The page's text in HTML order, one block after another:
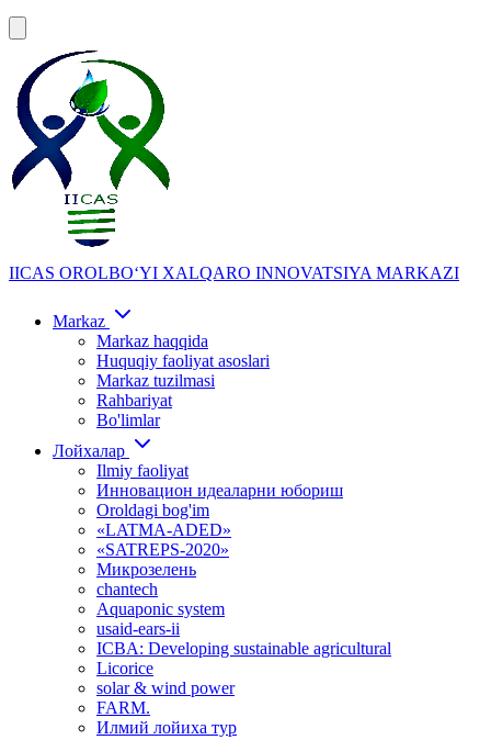
IICAS OROLBOʻYI XALQARO INNOVATSIYA MARKAZI
Markaz
Markaz haqqida
Huquqiy faoliyat asoslari
Markaz tuzilmasi
Rahbariyat
Bo'limlar
Лойхалар
Ilmiy faoliyat
Инновацион идеаларни юбориш
Oroldagi bog'im
«LATMA-ADED»
«SATREPS-2020»
Микрозелень
chantech
Aquaponic system
usaid-ears-ii
ICBA: Developing sustainable agricultural
Licorice
solar & wind power
FARM.
Илмий лойиха тур